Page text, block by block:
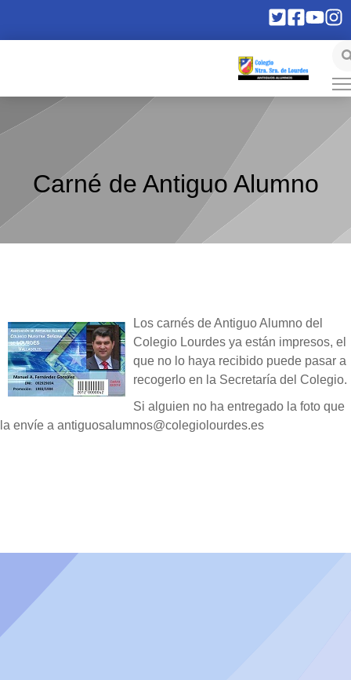
Carné de Antiguo Alumno
Los carnés de Antiguo Alumno del
Colegio Lourdes ya están impresos, el
que no lo haya recibido puede pasar a
recogerlo en la Secretaría del Colegio.
Si alguien no ha entregado la foto que
la envíe a antiguosalumnos@colegiolourdes.es